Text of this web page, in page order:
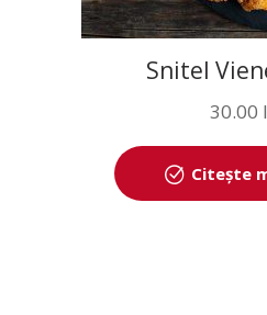
Snitel
30.00
Citește